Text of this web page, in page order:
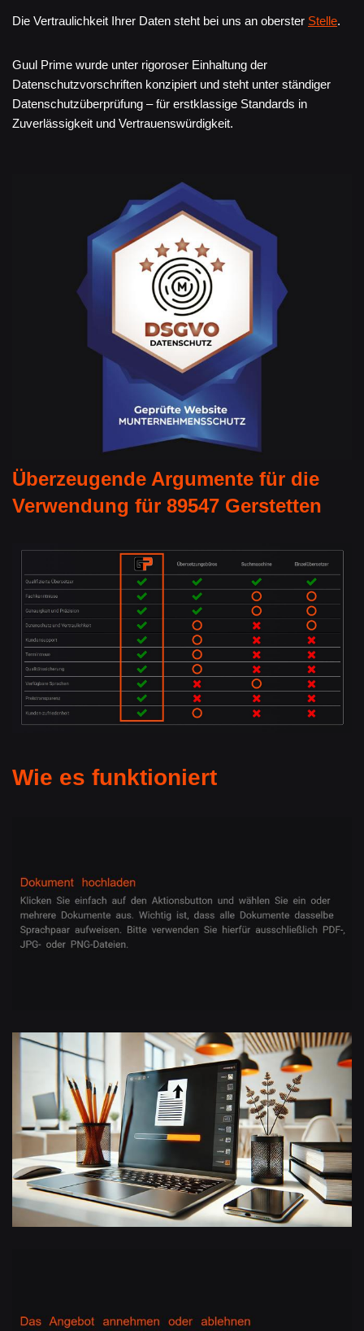
Die Vertraulichkeit Ihrer Daten steht bei uns an oberster Stelle.
Guul Prime wurde unter rigoroser Einhaltung der
Datenschutzvorschriften konzipiert und steht unter ständiger
Datenschutzüberprüfung – für erstklassige Standards in
Zuverlässigkeit und Vertrauenswürdigkeit.
Überzeugende Argumente für die
Verwendung für 89547 Gerstetten
Wie es funktioniert